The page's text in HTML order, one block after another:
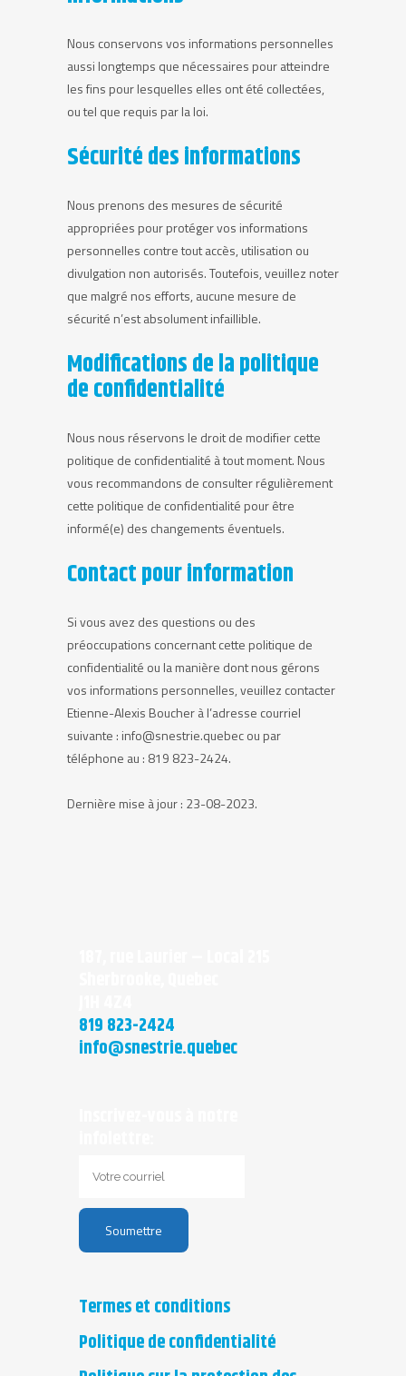
Nous conservons vos informations personnelles
aussi longtemps que nécessaires pour atteindre
les fins pour lesquelles elles ont été collectées,
ou tel que requis par la loi.
Sécurité des informations
Nous prenons des mesures de sécurité
appropriées pour protéger vos informations
personnelles contre tout accès, utilisation ou
divulgation non autorisés. Toutefois, veuillez noter
que malgré nos efforts, aucune mesure de
sécurité n’est absolument infaillible.
Modifications de la politique
de confidentialité
Nous nous réservons le droit de modifier cette
politique de confidentialité à tout moment. Nous
vous recommandons de consulter régulièrement
cette politique de confidentialité pour être
informé(e) des changements éventuels.
Contact pour information
Si vous avez des questions ou des
préoccupations concernant cette politique de
confidentialité ou la manière dont nous gérons
vos informations personnelles, veuillez contacter
Etienne-Alexis Boucher à l’adresse courriel
suivante : info@snestrie.quebec ou par
téléphone au : 819 823-2424.
Dernière mise à jour : 23-08-2023.
819 823-2424
info@snestrie.quebec
Termes et conditions
Politique de confidentialité